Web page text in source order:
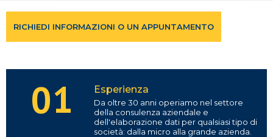
RICHIEDI INFORMAZIONI O UN APPUNTAMENTO
01 Esperienza
Da oltre 30 anni operiamo nel settore
della consulenza aziendale e
dell'elaborazione dati per qualsiasi tipo di
società: dalla micro alla grande azienda.